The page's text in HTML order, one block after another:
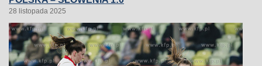
28 listopada 2025